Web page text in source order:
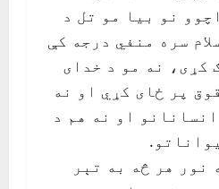
نو بيا مو تل د
سره منفي درجه کې
کړی، نه مو د خدای
پر ځای کړي او نه
او نه هم د
نور هر څه به تېر